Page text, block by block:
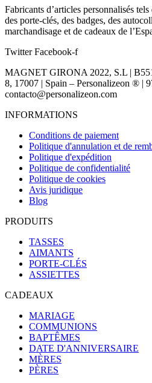
Fabricants d’articles personnalisés tels
des porte-clés, des badges, des
marchandisage et de cadeaux de
Twitter Facebook-f
MAGNET GIRONA 2022, S.L |
8, 17007 | Spain – Personalizeon ® |
contacto@personalizeon.com
INFORMATIONS
Conditions de paiement
Politique d'annulation et de
Politique d'expédition
Politique de confidentialité
Politique de cookies
Avis juridique
Blog
PRODUITS
TASSES
AIMANTS
PORTE-CLÉS
ASSIETTES
CADEAUX
MARIAGE
COMMUNIONS
BAPTÊMES
DATE D'ANNIVERSAIRE
MÈRES
PÈRES